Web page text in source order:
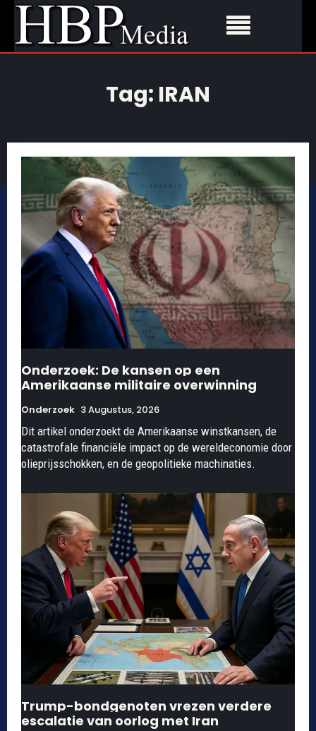
Tag: IRAN
Onderzoek: De kansen op een
Amerikaanse militaire overwinning
Onderzoek 3 Augustus, 2026
Dit artikel onderzoekt de Amerikaanse winstkansen, de
catastrofale financiële impact op de wereldeconomie door
olieprijsschokken, en de geopolitieke machinaties.
Trump-bondgenoten vrezen verdere
escalatie van oorlog met Iran